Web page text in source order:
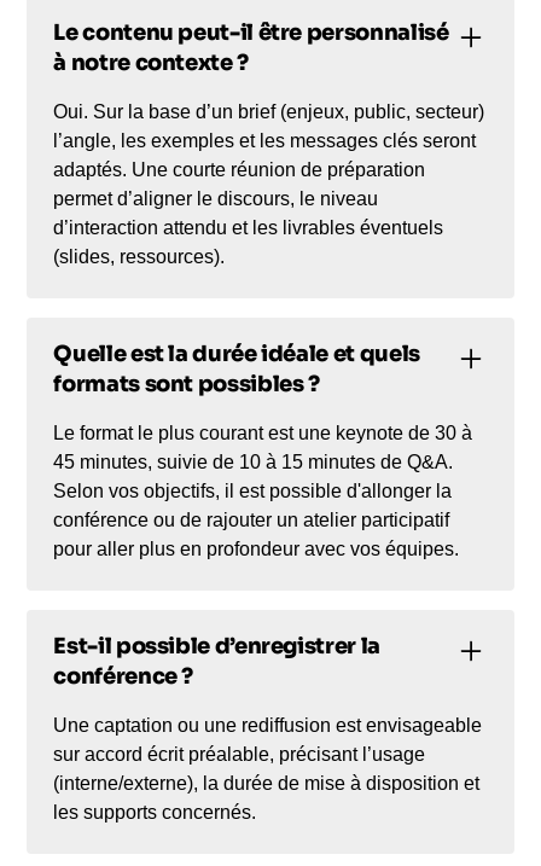
Le contenu peut-il être personnalisé
à notre contexte ?
Oui. Sur la base d’un brief (enjeux, public, secteur)
l’angle, les exemples et les messages clés seront
adaptés. Une courte réunion de préparation
permet d’aligner le discours, le niveau
d’interaction attendu et les livrables éventuels
(slides, ressources).
Quelle est la durée idéale et quels
formats sont possibles ?
Le format le plus courant est une keynote de 30 à
45 minutes, suivie de 10 à 15 minutes de Q&A.
Selon vos objectifs, il est possible d'allonger la
conférence ou de rajouter un atelier participatif
pour aller plus en profondeur avec vos équipes.
Est-il possible d’enregistrer la
conférence ?
Une captation ou une rediffusion est envisageable
sur accord écrit préalable, précisant l’usage
(interne/externe), la durée de mise à disposition et
les supports concernés.